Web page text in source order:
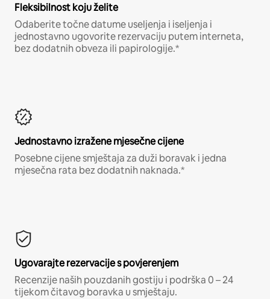
Fleksibilnost koju želite
Odaberite točne datume useljenja i iseljenja i
jednostavno ugovorite rezervaciju putem interneta,
bez dodatnih obveza ili papirologije.*
Jednostavno izražene mjesečne cijene
Posebne cijene smještaja za duži boravak i jedna
mjesečna rata bez dodatnih naknada.*
Ugovarajte rezervacije s povjerenjem
Recenzije naših pouzdanih gostiju i podrška 0 – 24
tijekom čitavog boravka u smještaju.